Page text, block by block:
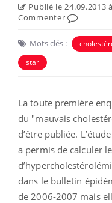
Publié le 24.09.2013
Commenter
Mots clés :
star
La toute première
du "mauvais
d’être publiée.
a permis de calculer
dans le bulletin
de 2006-2007 mais